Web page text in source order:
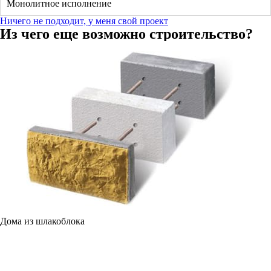
Монолитное исполнение
Ничего не подходит, у меня свой проект
Из чего еще возможно строительство?
Дома из шлакоблока